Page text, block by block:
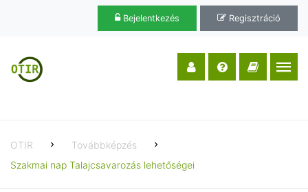
Bejelentkezés Regisztráció
OTIR
Továbbképzés
Szakmai nap Talajcsavarozás lehetőségei